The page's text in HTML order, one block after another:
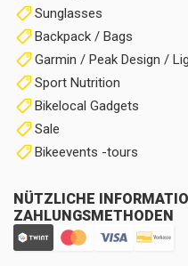
Sunglasses
Backpack / Bags
Garmin / Peak Design /
Sport Nutrition
Bikelocal Gadgets
Sale
Bikeevents -tours
NÜTZLICHE
ZAHLUNGSMETHODEN